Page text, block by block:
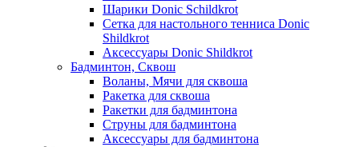
Шарики Donic Schildkrot
Сетка для настольного тенниса Donic
Shildkrot
Аксессуары Donic Shildkrot
Бадминтон, Сквош
Воланы, Мячи для сквоша
Ракетка для сквоша
Ракетки для бадминтона
Струны для бадминтона
Аксессуары для бадминтона